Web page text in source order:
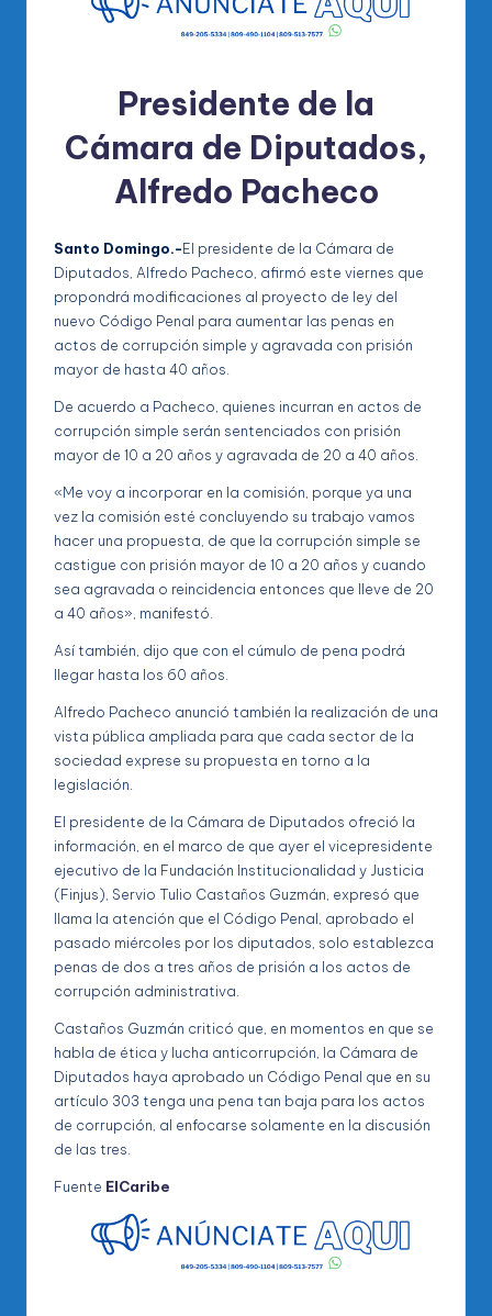
Presidente de la
Cámara de Diputados,
Alfredo Pacheco
Santo Domingo.-El presidente de la Cámara de
Diputados, Alfredo Pacheco, afirmó este viernes que
propondrá modificaciones al proyecto de ley del
nuevo Código Penal para aumentar las penas en
actos de corrupción simple y agravada con prisión
mayor de hasta 40 años.
De acuerdo a Pacheco, quienes incurran en actos de
corrupción simple serán sentenciados con prisión
mayor de 10 a 20 años y agravada de 20 a 40 años.
«Me voy a incorporar en la comisión, porque ya una
vez la comisión esté concluyendo su trabajo vamos
hacer una propuesta, de que la corrupción simple se
castigue con prisión mayor de 10 a 20 años y cuando
sea agravada o reincidencia entonces que lleve de 20
a 40 años», manifestó.
Así también, dijo que con el cúmulo de pena podrá
llegar hasta los 60 años.
Alfredo Pacheco anunció también la realización de una
vista pública ampliada para que cada sector de la
sociedad exprese su propuesta en torno a la
legislación.
El presidente de la Cámara de Diputados ofreció la
información, en el marco de que ayer el vicepresidente
ejecutivo de la Fundación Institucionalidad y Justicia
(Finjus), Servio Tulio Castaños Guzmán, expresó que
llama la atención que el Código Penal, aprobado el
pasado miércoles por los diputados, solo establezca
penas de dos a tres años de prisión a los actos de
corrupción administrativa.
Castaños Guzmán criticó que, en momentos en que se
habla de ética y lucha anticorrupción, la Cámara de
Diputados haya aprobado un Código Penal que en su
artículo 303 tenga una pena tan baja para los actos
de corrupción, al enfocarse solamente en la discusión
de las tres.
Fuente ElCaribe